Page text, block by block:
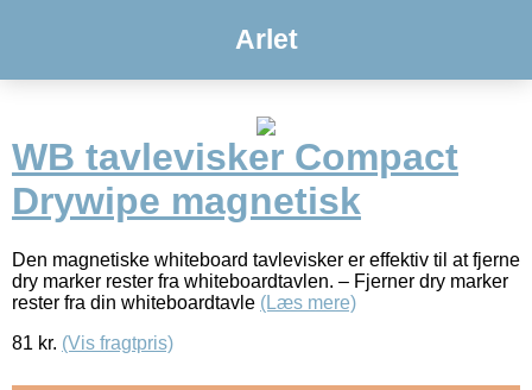
Arlet
WB tavlevisker Compact
Drywipe magnetisk
Den magnetiske whiteboard tavlevisker er effektiv til at fjerne
dry marker rester fra whiteboardtavlen. – Fjerner dry marker
rester fra din whiteboardtavle (Læs mere)
81 kr. (Vis fragtpris)